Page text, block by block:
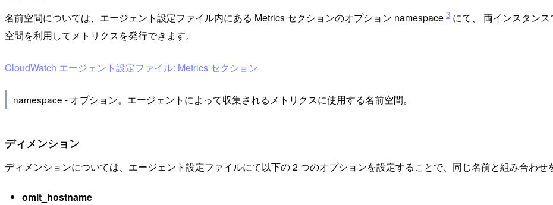
名前空間については、エージェント設定ファイル内にある Metrics セクションのオプション namespace 3 にて、 両インスタン
空間を利用してメトリクスを発行できます。
CloudWatch エージェント設定ファイル: Metrics セクション
namespace - オプション。エージェントによって収集されるメトリクスに使用する名前空間。
ディメンション
ディメンションについては、エージェント設定ファイルにて以下の 2 つのオプションを設定することで、同じ名前と組み合わ
omit_hostname